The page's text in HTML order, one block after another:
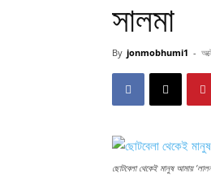
সালমা
By jonmobhumi1 -
ছোটবেলা থেকেই মানুষ আমায়